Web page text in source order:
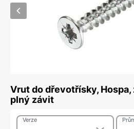
Vrut do dřevotřísky, Hospa,
plný závit
Verze